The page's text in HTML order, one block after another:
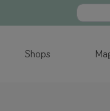
Shops